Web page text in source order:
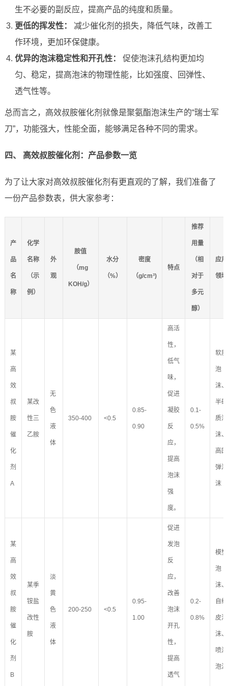
生不必要的副反应，提高产品的纯度和质量。
更低的挥发性：
减少催化剂的损失，降低气味，改善工
作环境，更加环保健康。
优异的泡沫稳定性和开孔性：
促使泡沫孔结构更加均
匀、稳定，提高泡沫的物理性能，比如强度、回弹性、
透气性等。
总而言之，高效叔胺催化剂就像是聚氨酯泡沫生产的“瑞士军
刀”，功能强大，性能全面，能够满足各种不同的需求。
四、 高效叔胺催化剂：产品参数一览
为了让大家对高效叔胺催化剂有更直观的了解，我们准备了
一份产品参数表，供大家参考：
产
品
名
称
化学
名称
（示
例）
外
观
胺值
（mg
KOH/g）
水分
（%）
密度
（g/cm³)
特点
推荐
用量
（相
对于
多元
醇）
应用
领域
某
高
效
叔
胺
催
化
剂
A
某改
性三
乙胺
无
色
液
体
350-400 <0.5
0.85-
0.90
高活
性，
低气
味，
促进
凝胶
反
应，
提高
泡沫
强
度。
0.1-
0.5%
软质
泡
沫、
半硬
质泡
沫、
高回
弹泡
沫
某
高
效
叔
胺
催
化
剂
B
某季
铵盐
改性
胺
淡
黄
色
液
体
200-250 <0.5
0.95-
1.00
促进
发泡
反
应，
改善
泡沫
开孔
性，
提高
透气
0.2-
0.8%
模塑
泡
沫、
自结
皮泡
沫、
喷涂
泡沫